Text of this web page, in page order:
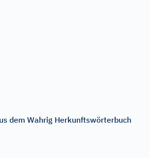
dem Wahrig Herkunftswörterbuch